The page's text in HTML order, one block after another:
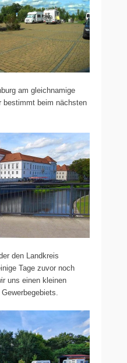
am gleichnamige
bestimmt beim nächsten
den Landkreis
Tage zuvor noch
uns einen kleinen